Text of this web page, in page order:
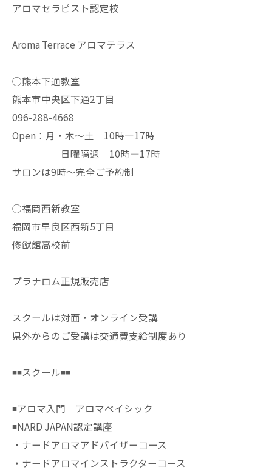
アロマセラピスト認定校
Aroma Terrace アロマテラス
◯熊本下通教室
熊本市中央区下通2丁目
096-288-4668
Open：月・木〜土 10時—17時
日曜隔週 10時—17時
サロンは9時〜完全ご予約制
◯福岡西新教室
福岡市早良区西新5丁目
修猷館高校前
プラナロム正規販売店
スクールは対面・オンライン受講
県外からのご受講は交通費支給制度あり
◾️◾️スクール◾️◾️
◾️アロマ入門 アロマベイシック
◾️NARD JAPAN認定講座
・ナードアロマアドバイザーコース
・ナードアロマインストラクターコース